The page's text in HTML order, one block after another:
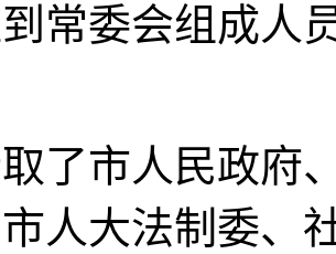
常委会组成人
了市人民政府
人大法制委、